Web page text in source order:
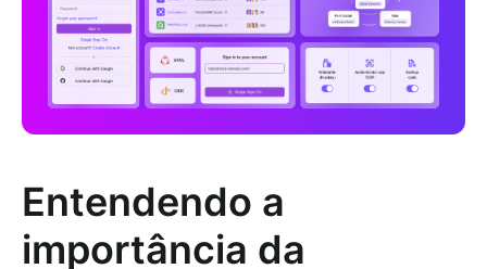
Entendendo a
importância da